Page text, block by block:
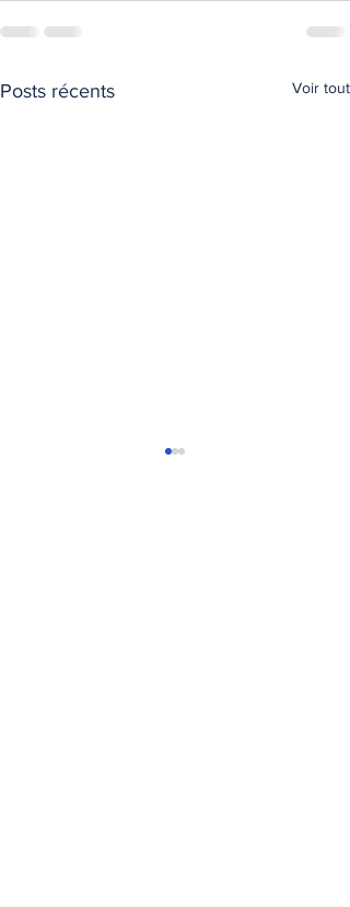
Posts récents Voir tout